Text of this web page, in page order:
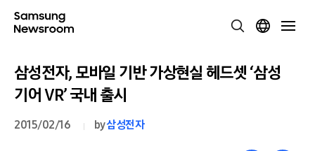
삼성전자, 모바일 기반 가상현실 헤드셋 ‘삼성
기어 VR’ 국내 출시
2015/02/16 by삼성전자